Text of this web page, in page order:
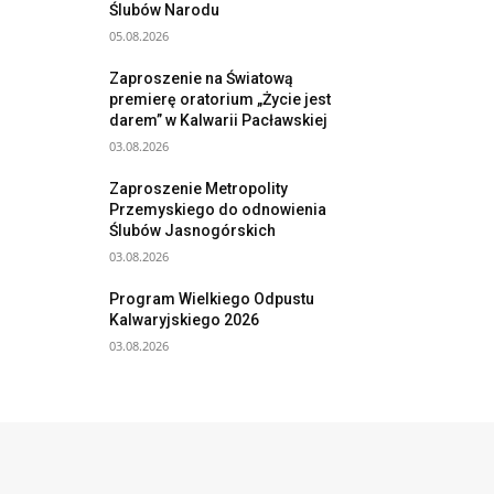
Ślubów Narodu
05.08.2026
Zaproszenie na Światową
premierę oratorium „Życie jest
darem” w Kalwarii Pacławskiej
03.08.2026
Zaproszenie Metropolity
Przemyskiego do odnowienia
Ślubów Jasnogórskich
03.08.2026
Program Wielkiego Odpustu
Kalwaryjskiego 2026
03.08.2026